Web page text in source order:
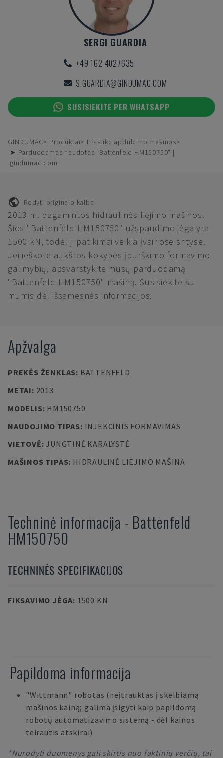
SERGI GUARDIA
+49 162 4027635
S.GUARDIA@GINDUMAC.COM
SUSISIEKITE PER WHATSAPP
GINDUMAC Produktai
Plastiko apdirbimo mašinos
➤ Parduodamas naudotas "Battenfeld HM150750" |
gindumac.com
Rodyti originalo kalba
2013 m. pagamintos hidraulinės liejimo mašinos.
Šios "Battenfeld HM150750" užspaudimo jėga yra
1500 kN, todėl ji patikimai veikia įvairiose srityse.
Jei ieškote aukštos kokybės įpurškimo formavimo
galimybių, apsvarstykite mūsų parduodamą
"Battenfeld HM150750" mašiną. Susisiekite su
mumis dėl išsamesnės informacijos.
Apžvalga
PREKĖS ŽENKLAS: BATTENFELD
METAI: 2013
MODELIS: HM150750
NAUDOJIMO TIPAS: INJEKCINIS FORMAVIMAS
VIETOVĖ:JUNGTINĖ KARALYSTĖ
MAŠINOS TIPAS: HIDRAULINĖ LIEJIMO MAŠINA
Techninė informacija - Battenfeld
HM150750
TECHNINĖS SPECIFIKACIJOS
FIKSAVIMO JĖGA: 1500 KN
Papildoma informacija
"Wittmann" robotas (neįtrauktas į skelbiamą
mašinos kainą; galima įsigyti kaip papildomą
robotų automatizavimo sistemą - dėl kainos
teirautis atskirai)
*Nurodyti duomenys gali skirtis nuo faktinių verčių, tai